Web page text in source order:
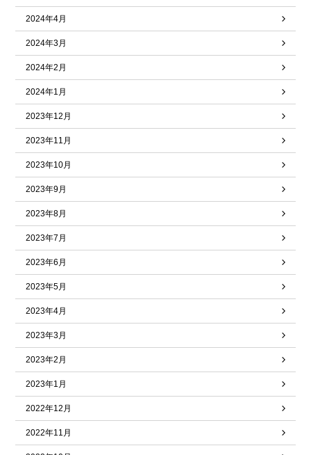
2024年4月
2024年3月
2024年2月
2024年1月
2023年12月
2023年11月
2023年10月
2023年9月
2023年8月
2023年7月
2023年6月
2023年5月
2023年4月
2023年3月
2023年2月
2023年1月
2022年12月
2022年11月